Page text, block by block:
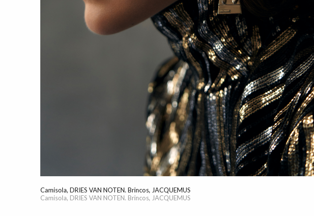
Camisola, DRIES VAN NOTEN. Brincos, JACQUEMUS
Camisola, DRIES VAN NOTEN. Brincos, JACQUEMUS